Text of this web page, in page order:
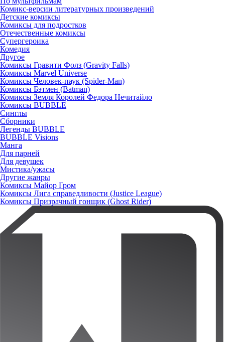
Комикс-версии литературных произведений
Детские комиксы
Комиксы для подростков
Отечественные комиксы
Супергероика
Комедия
Другое
Комиксы Гравити Фолз (Gravity Falls)
Комиксы Marvel Universe
Комиксы Человек-паук (Spider-Man)
Комиксы Бэтмен (Batman)
Комиксы Земля Королей Федора Нечитайло
Комиксы BUBBLE
Синглы
Сборники
Легенды BUBBLE
BUBBLE Visions
Манга
Для парней
Для девушек
Мистика/ужасы
Другие жанры
Комиксы Майор Гром
Комиксы Лига справедливости (Justice League)
Комиксы Призрачный гонщик (Ghost Rider)